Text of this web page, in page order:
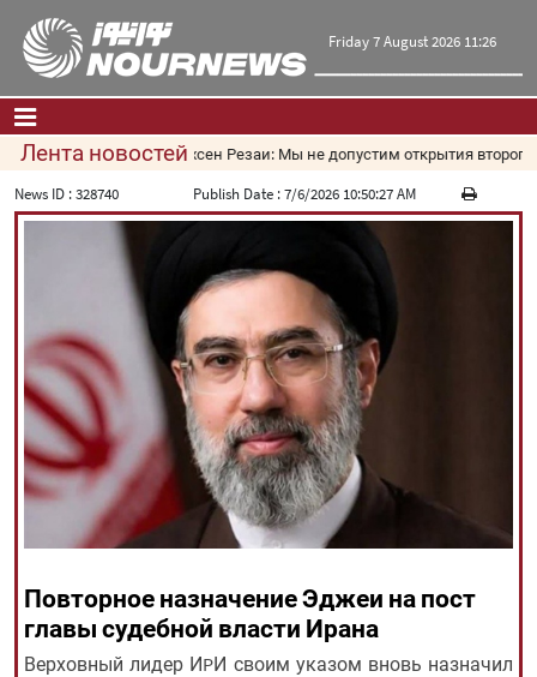
Friday 7 August 2026 11:26
Главная|Контакты|О нас
Культура и общество
Экономика
Политика
взгляд
Мультимедиа
|فارسی|English|العربیه|
|עברית| русский|中文|
All rights reserved for NourNews
Copyright © 2021 www.nournews.ir
Лента новостейМохсен Резаи: Мы не допустим открытия второго
News ID :328740 Publish Date :7/6/2026 10:50:27 AM
Повторное назначение Эджеи на пост
главы судебной власти Ирана
Верховный лидер ИPИ своим указом вновь назначил